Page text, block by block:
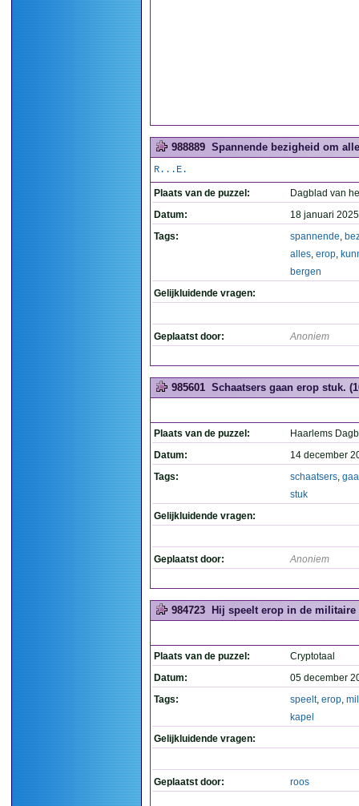
988889 Spannende bezigheid om
R...E.
Plaats van de puzzel:
Dagblad van
Datum:
18 januari
Tags:
spannende,
alles, erop,
bergen
Gelijkluidende vragen:
Geplaatst door: Anoniem
985601 Schaatsers gaan erop stuk.
Plaats van de puzzel:
Haarlems
Datum:
14 december
Tags:
schaatsers,
stuk
Gelijkluidende vragen:
Geplaatst door: Anoniem
984723 Hij speelt erop in de militaire
Plaats van de puzzel:
Cryptotaal
Datum:
05 december
Tags:
speelt, erop,
kapel
Gelijkluidende vragen:
Geplaatst door: roos